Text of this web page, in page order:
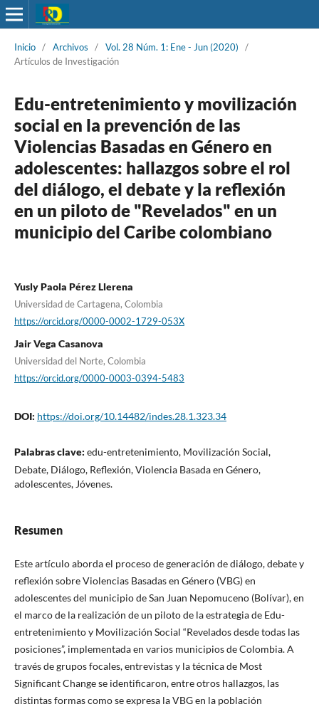
Inicio / Archivos / Vol. 28 Núm. 1: Ene - Jun (2020)
/
Artículos de Investigación
Edu-entretenimiento y movilización
social en la prevención de las
Violencias Basadas en Género en
adolescentes: hallazgos sobre el rol
del diálogo, el debate y la reflexión
en un piloto de "Revelados" en un
municipio del Caribe colombiano
Yusly Paola Pérez Llerena
Universidad de Cartagena, Colombia
https://orcid.org/0000-0002-1729-053X
Jair Vega Casanova
Universidad del Norte, Colombia
https://orcid.org/0000-0003-0394-5483
DOI: https://doi.org/10.14482/indes.28.1.323.34
Palabras clave: edu-entretenimiento, Movilización Social,
Debate, Diálogo, Reflexión, Violencia Basada en Género,
adolescentes, Jóvenes.
Resumen
Este artículo aborda el proceso de generación de diálogo, debate y
reflexión sobre Violencias Basadas en Género (VBG) en
adolescentes del municipio de San Juan Nepomuceno (Bolívar), en
el marco de la realización de un piloto de la estrategia de Edu-
entretenimiento y Movilización Social “Revelados desde todas las
posiciones”, implementada en varios municipios de Colombia. A
través de grupos focales, entrevistas y la técnica de Most
Significant Change se identificaron, entre otros hallazgos, las
distintas formas como se expresa la VBG en la población